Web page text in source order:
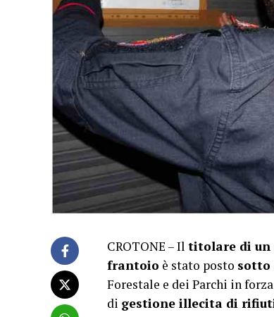
CROTONE – Il titolare di un
frantoio è stato posto sotto
Forestale e dei Parchi in
di gestione illecita di